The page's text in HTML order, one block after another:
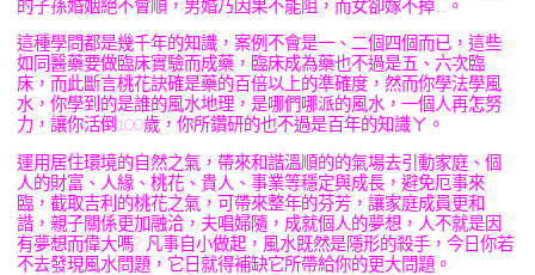
的子孫婚姻絕不會順，男婚乃因果不能阻，而女卻嫁不掉……。
這種學問都是幾千年的知識，案例不會是一、二個四個而已，這些
如同醫藥要做臨床實驗而成藥，臨床成為藥也不過是五、六次臨
床，而此斷言桃花訣確是藥的百倍以上的準確度，然而你學法學風
水，你學到的是誰的風水地理，是哪們哪派的風水，一個人再怎努
力，讓你活倒100歲，你所鑽研的也不過是百年的知識ㄚ。
運用居住環境的自然之氣，帶來和諧溫順的的氣場去引動家庭、個
人的財富、人緣、桃花、貴人、事業等穩定與成長，避免厄事來
臨，截取吉利的桃花之氣，可帶來整年的芬芳，讓家庭成員更和
諧，親子關係更加融洽，夫唱婦隨，成就個人的夢想，人不就是因
有夢想而偉大嗎? 凡事自小做起，風水既然是隱形的殺手，今日你若
不去發現風水問題，它日就得補缺它所帶給你的更大問題。